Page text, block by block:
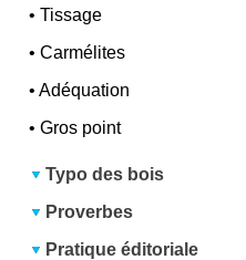
•Tissage
•Carmélites
•Adéquation
•Gros point
Typo des bois
Proverbes
Pratique éditoriale